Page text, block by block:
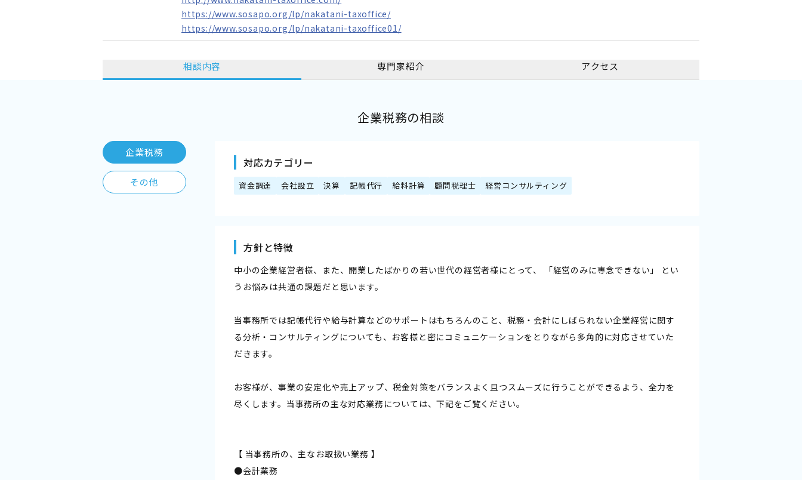
https://www.sosapo.org/lp/nakatani-taxoffice/
https://www.sosapo.org/lp/nakatani-taxoffice01/
相談内容 専門家紹介 アクセス
企業税務の相談
企業税務
その他
対応カテゴリー
資金調達 会社設立 決算 記帳代行 給料計算 顧問税理士 経営コンサルティング
方針と特徴
中小の企業経営者様、また、開業したばかりの若い世代の経営者様にとって、 「経営のみに専念できない」 とい
うお悩みは共通の課題だと思います。
当事務所では記帳代行や給与計算などのサポートはもちろんのこと、税務・会計にしばられない企業経営に関す
る分析・コンサルティングについても、お客様と密にコミュニケーションをとりながら多角的に対応させていた
だきます。
お客様が、事業の安定化や売上アップ、税金対策をバランスよく且つスムーズに行うことができるよう、全力を
尽くします。当事務所の主な対応業務については、下記をご覧ください。
【 当事務所の、主なお取扱い業務 】
●会計業務